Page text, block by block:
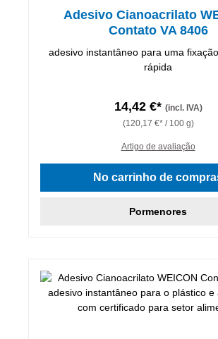
Adesivo Cianoacrilato
Contato VA 8406
adesivo instantâneo para uma
rápida
14,42 €* (incl. IVA)
(120,17 €* / 100 g)
Artigo de avaliação
No carrinho de
Pormenores